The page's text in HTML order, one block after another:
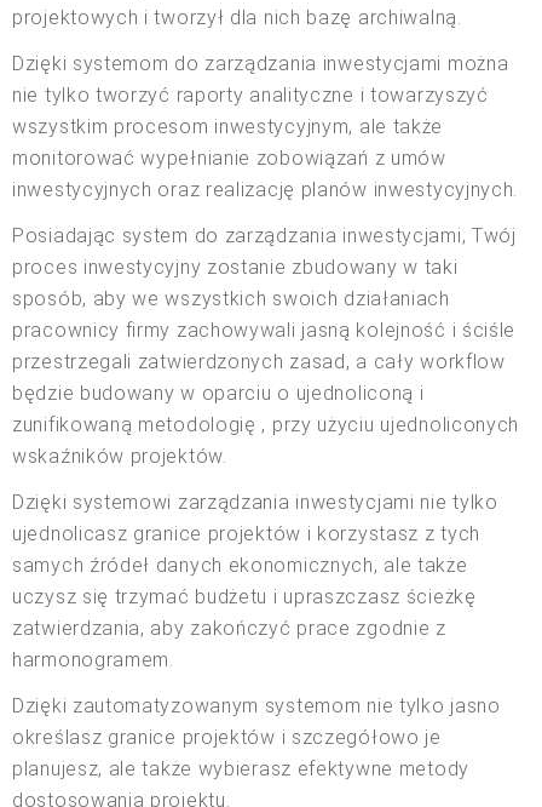
projektowych i tworzył dla nich bazę archiwalną.
Dzięki systemom do zarządzania inwestycjami można
nie tylko tworzyć raporty analityczne i towarzyszyć
wszystkim procesom inwestycyjnym, ale także
monitorować wypełnianie zobowiązań z umów
inwestycyjnych oraz realizację planów inwestycyjnych.
Posiadając system do zarządzania inwestycjami, Twój
proces inwestycyjny zostanie zbudowany w taki
sposób, aby we wszystkich swoich działaniach
pracownicy firmy zachowywali jasną kolejność i ściśle
przestrzegali zatwierdzonych zasad, a cały workflow
będzie budowany w oparciu o ujednoliconą i
zunifikowaną metodologię , przy użyciu ujednoliconych
wskaźników projektów.
Dzięki systemowi zarządzania inwestycjami nie tylko
ujednolicasz granice projektów i korzystasz z tych
samych źródeł danych ekonomicznych, ale także
uczysz się trzymać budżetu i upraszczasz ścieżkę
zatwierdzania, aby zakończyć prace zgodnie z
harmonogramem.
Dzięki zautomatyzowanym systemom nie tylko jasno
określasz granice projektów i szczegółowo je
planujesz, ale także wybierasz efektywne metody
dostosowania projektu.